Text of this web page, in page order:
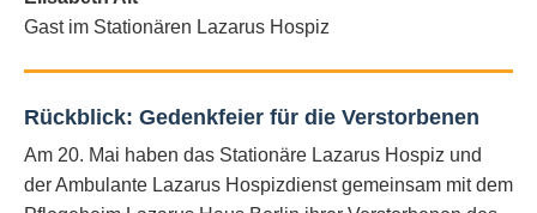
Gast im Stationären Lazarus Hospiz
Rückblick: Gedenkfeier für die Verstorbenen
Am 20. Mai haben das Stationäre Lazarus Hospiz und
der Ambulante Lazarus Hospizdienst gemeinsam mit dem